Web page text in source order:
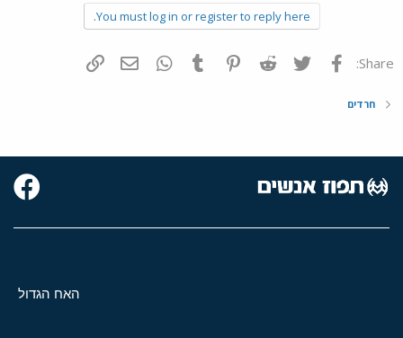
You must log in or register to reply here.
Share: פייסבוק Twitter
Reddit
Pinterest
Tumblr
WhatsAppדואר אלקטרוני
חרדים
האח הגדול